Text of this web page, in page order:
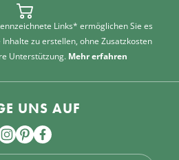
Links* ermöglichen Sie es
zu erstellen, ohne Zusatzkosten
Unterstützung. Mehr erfahren
UNS AUF